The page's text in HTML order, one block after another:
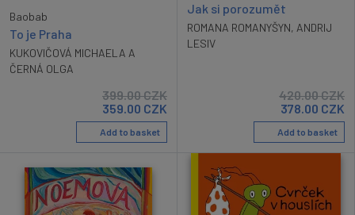
Baobab
To je Praha
KUKOVIČOVÁ MICHAELA A
ČERNÁ OLGA
399.00CZK
359.00 CZK
Add to basket
Jak si porozumět
ROMANA ROMANYŠYN, ANDRIJ
LESIV
420.00CZK
378.00 CZK
Add to basket